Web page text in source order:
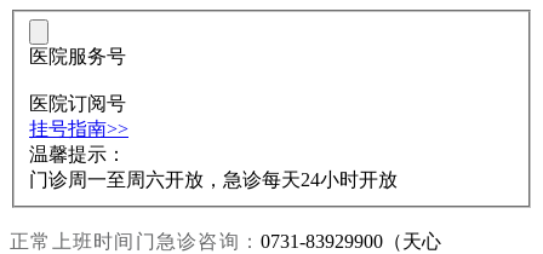
医院服务号
医院订阅号
挂号指南>>
温馨提示：
门诊周一至周六开放，急诊每天24小时开放
正常上班时间门急诊咨询： 0731-83929900（天心